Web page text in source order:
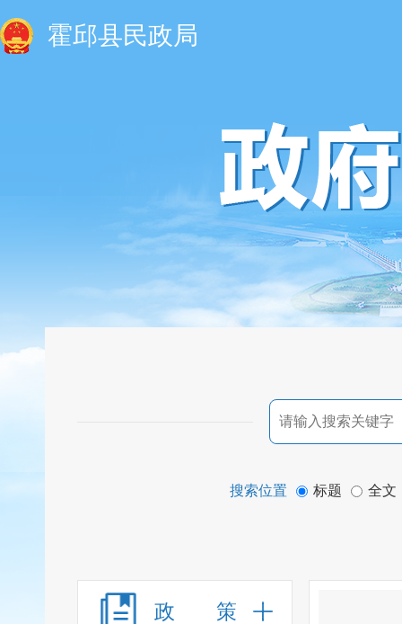
霍邱县民政局
搜索位置 标题 全文
政 策